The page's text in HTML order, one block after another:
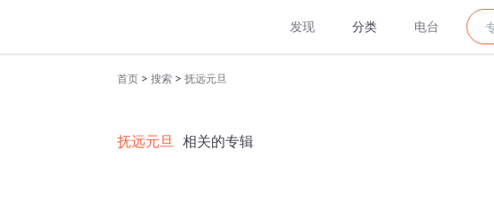
发现 分类 电台
首页 > 搜索 > 抚远元旦
抚远元旦 相关的专辑